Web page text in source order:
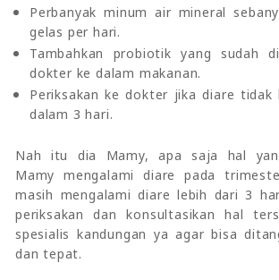
Perbanyak minum air mineral
gelas per hari.
Tambahkan probiotik yang sudah
dokter ke dalam makanan.
Periksakan ke dokter jika diare tidak
dalam 3 hari.
Nah itu dia Mamy, apa saja hal
Mamy mengalami diare pada
masih mengalami diare lebih dari 3
periksakan dan konsultasikan hal
spesialis kandungan ya agar bisa
dan tepat.